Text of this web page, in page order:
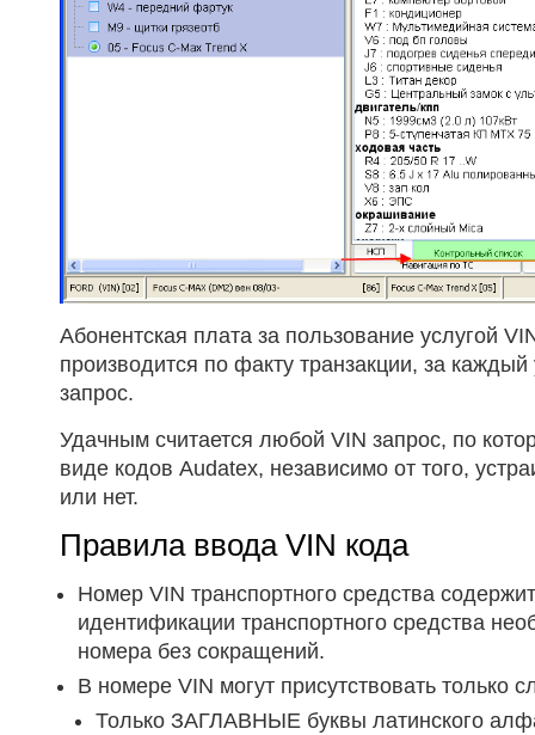
Абонентская плата за пользование услугой
производится по факту транзакции, за
запрос.
Удачным считается любой VIN запрос, по
виде кодов Audatex, независимо от того,
или нет.
Правила ввода VIN кода
Номер VIN транспортного средства
идентификации транспортного средства
номера без сокращений.
В номере VIN могут присутствовать
Только ЗАГЛАВНЫЕ буквы латинского